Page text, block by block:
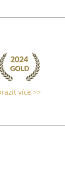
více >>